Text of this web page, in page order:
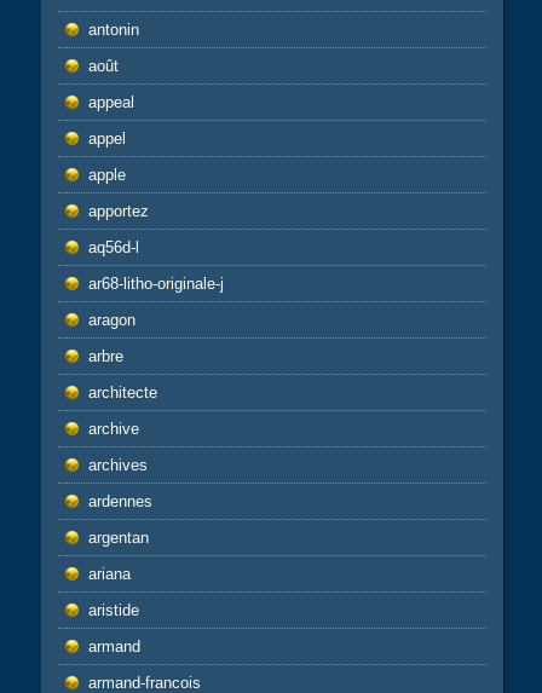
antonin
août
appeal
appel
apple
apportez
aq56d-l
ar68-litho-originale-j
aragon
arbre
architecte
archive
archives
ardennes
argentan
ariana
aristide
armand
armand-francois